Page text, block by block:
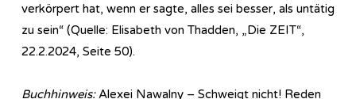
verkörpert hat, wenn er sagte, alles sei besser, als untätig
zu sein“ (Quelle: Elisabeth von Thadden, „Die ZEIT“,
22.2.2024, Seite 50).
Buchhinweis:Alexei Nawalny – Schweigt nicht! Reden